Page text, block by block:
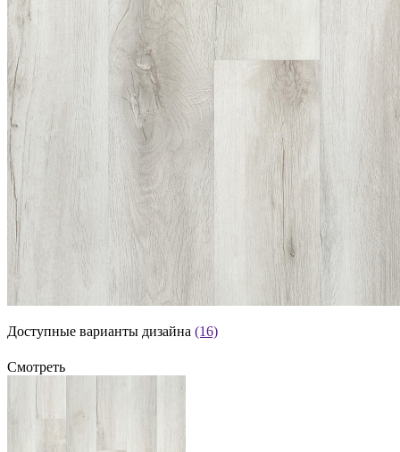
Доступные варианты дизайна (16)
Смотреть